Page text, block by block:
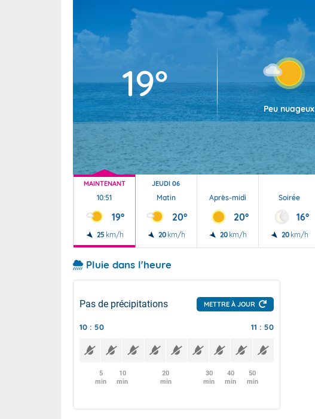
Wallis et Futuna
Grand froid
19°
Peu nuageux
MAINTENANT
10:51
19°
25 km/h
JEUDI 06
Matin
20°
20 km/h
Après-midi
20°
20 km/h
Soirée
16°
20 km/h
Pluie dans l'heure
Pas de précipitations METTRE À JOUR
10 : 50 11 : 50
5
min
10
min
20
min
30
min
40
min
50
min